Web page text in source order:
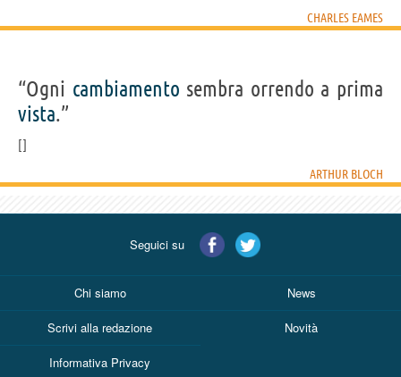
CHARLES EAMES
“Ogni cambiamento sembra orrendo a prima
vista.”
ARTHUR BLOCH
Seguici su
Chi siamo News
Scrivi alla redazione Novità
Informativa Privacy